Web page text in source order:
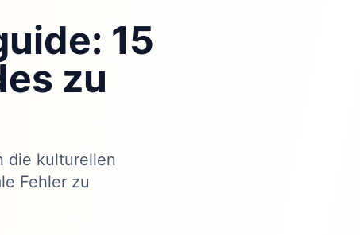
15
zu
die kulturellen
Fehler zu